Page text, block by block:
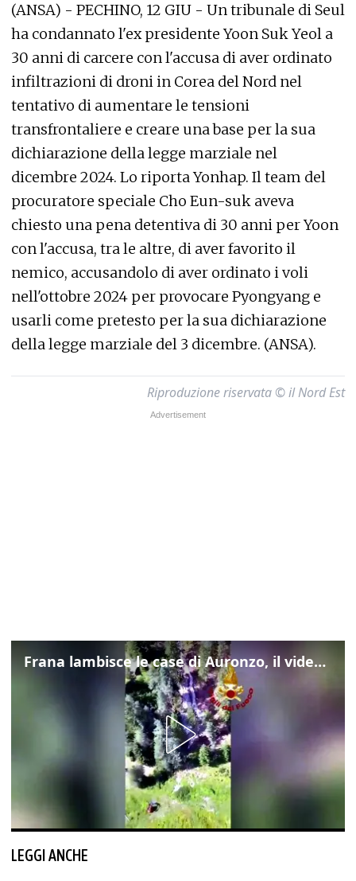
(ANSA) - PECHINO, 12 GIU - Un tribunale di Seul
ha condannato l'ex presidente Yoon Suk Yeol a
30 anni di carcere con l'accusa di aver ordinato
infiltrazioni di droni in Corea del Nord nel
tentativo di aumentare le tensioni
transfrontaliere e creare una base per la sua
dichiarazione della legge marziale nel
dicembre 2024. Lo riporta Yonhap. Il team del
procuratore speciale Cho Eun-suk aveva
chiesto una pena detentiva di 30 anni per Yoon
con l'accusa, tra le altre, di aver favorito il
nemico, accusandolo di aver ordinato i voli
nell'ottobre 2024 per provocare Pyongyang e
usarli come pretesto per la sua dichiarazione
della legge marziale del 3 dicembre. (ANSA).
Riproduzione riservata © il Nord Est
Frana lambisce le case di Auronzo, il video dall'elicottero dei vigili del fuoco
LEGGI ANCHE